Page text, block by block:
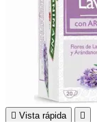
 Vista rápida 